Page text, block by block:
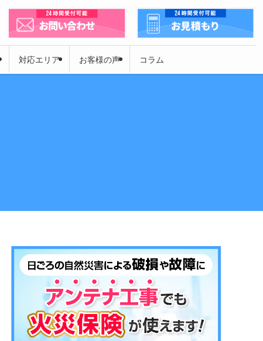
対応エリア お客様の声 コラム